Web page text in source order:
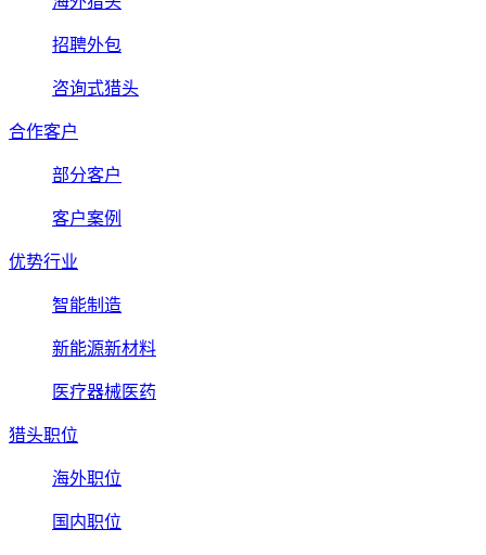
招聘外包
咨询式猎头
合作客户
部分客户
客户案例
优势行业
智能制造
新能源新材料
医疗器械医药
猎头职位
海外职位
国内职位